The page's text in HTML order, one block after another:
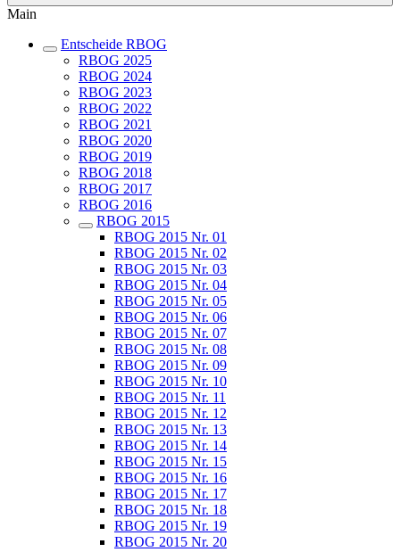
Main
Entscheide RBOG
RBOG 2025
RBOG 2024
RBOG 2023
RBOG 2022
RBOG 2021
RBOG 2020
RBOG 2019
RBOG 2018
RBOG 2017
RBOG 2016
RBOG 2015
RBOG 2015 Nr. 01
RBOG 2015 Nr. 02
RBOG 2015 Nr. 03
RBOG 2015 Nr. 04
RBOG 2015 Nr. 05
RBOG 2015 Nr. 06
RBOG 2015 Nr. 07
RBOG 2015 Nr. 08
RBOG 2015 Nr. 09
RBOG 2015 Nr. 10
RBOG 2015 Nr. 11
RBOG 2015 Nr. 12
RBOG 2015 Nr. 13
RBOG 2015 Nr. 14
RBOG 2015 Nr. 15
RBOG 2015 Nr. 16
RBOG 2015 Nr. 17
RBOG 2015 Nr. 18
RBOG 2015 Nr. 19
RBOG 2015 Nr. 20